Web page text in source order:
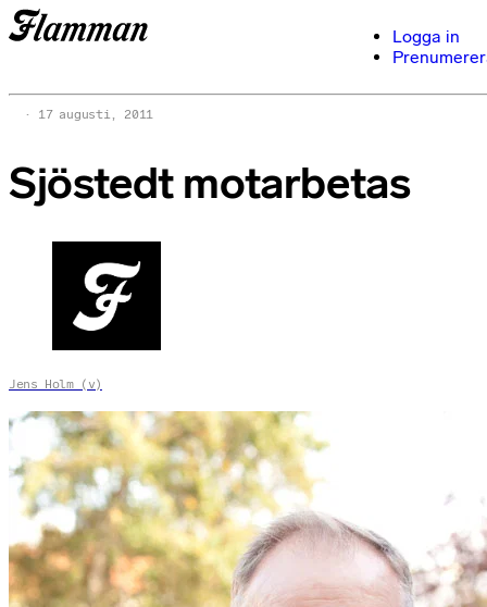
Logga in
17 augusti, 2011
Sjöstedt motarbetas
Jens Holm (v)